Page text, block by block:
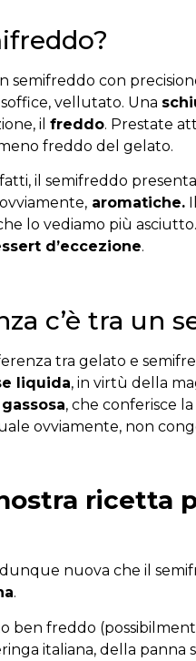
semifreddo con
soffice, vellutato. Una
il freddo. Prestate
freddo del gelato.
il semifreddo
aromatiche.
lo vediamo più
d’eccezione.
c’è tra un
tra gelato e
liquida, in virtù della
, che conferisce
ovviamente, non
ricetta
nuova che il
.
ben freddo
italiana, della panna